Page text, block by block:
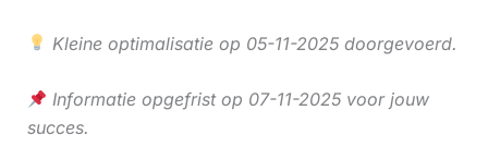
Kleine optimalisatie op 05-11-2025 doorgevoerd.
Informatie opgefrist op 07-11-2025 voor jouw
succes.